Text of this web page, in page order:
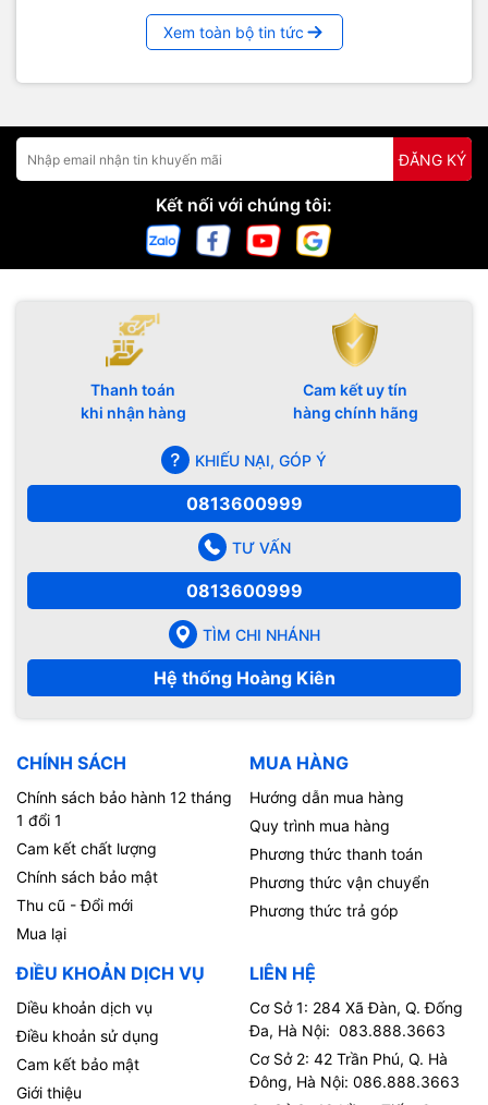
Xem toàn bộ tin tức
ĐĂNG KÝ
Kết nối với chúng tôi:
Thanh toán
khi nhận hàng
Cam kết uy tín
hàng chính hãng
KHIẾU NẠI, GÓP Ý
0813600999
TƯ VẤN
0813600999
TÌM CHI NHÁNH
Hệ thống Hoàng Kiên
CHÍNH SÁCH
Chính sách bảo hành 12 tháng
1 đổi 1
Cam kết chất lượng
Chính sách bảo mật
Thu cũ - Đổi mới
Mua lại
MUA HÀNG
Hướng dẫn mua hàng
Quy trình mua hàng
Phương thức thanh toán
Phương thức vận chuyển
Phương thức trả góp
ĐIỀU KHOẢN DỊCH VỤ
Diều khoản dịch vụ
Điều khoản sử dụng
Cam kết bảo mật
Giới thiệu
LIÊN HỆ
Cơ Sở 1: 284 Xã Đàn, Q. Đống
Đa, Hà Nội: 083.888.3663
Cơ Sở 2: 42 Trần Phú, Q. Hà
Đông, Hà Nội: 086.888.3663